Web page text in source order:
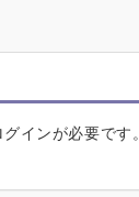
インが必要です。